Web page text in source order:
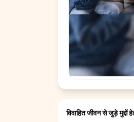
विवाहित जीवन से जुड़े